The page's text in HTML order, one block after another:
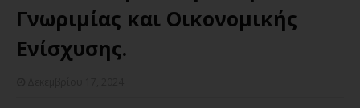
Γνωριμίας και Οικονομικής
Ενίσχυσης.